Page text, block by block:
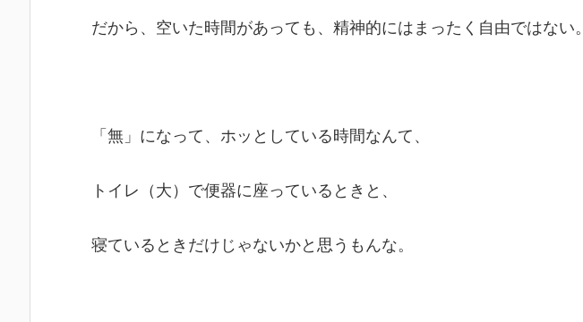
だから、空いた時間があっても、精神的にはまったく自由ではない。
「無」になって、ホッとしている時間なんて、
トイレ（大）で便器に座っているときと、
寝ているときだけじゃないかと思うもんな。